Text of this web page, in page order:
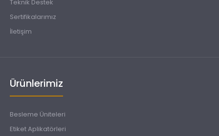
Teknik Destek
Sertifikalarımız
İletişim
Ürünlerimiz
Besleme Üniteleri
Etiket Aplikatörleri